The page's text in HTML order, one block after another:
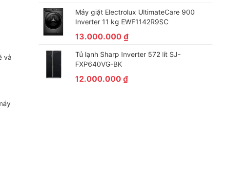
và
Máy giặt Electrolux UltimateCare 900
Inverter 11 kg EWF1142R9SC
13.000.000₫
Tủ lạnh Sharp Inverter 572 lít SJ-
FXP640VG-BK
12.000.000₫